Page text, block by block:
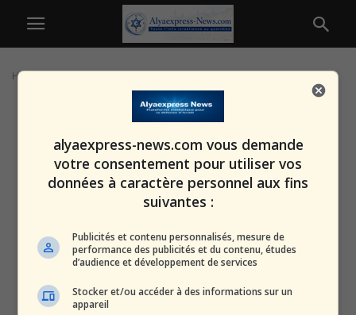
Home
alyaexpress-news.com vous demande
votre consentement pour utiliser vos
données à caractère personnel aux fins
suivantes :
Publicités et contenu personnalisés, mesure de
performance des publicités et du contenu, études
d’audience et développement de services
Stocker et/ou accéder à des informations sur un
appareil